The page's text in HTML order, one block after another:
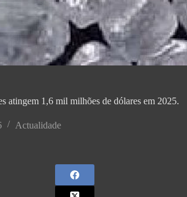
atingem 1,6 mil milhões de dólares em 2025.
Actualidade